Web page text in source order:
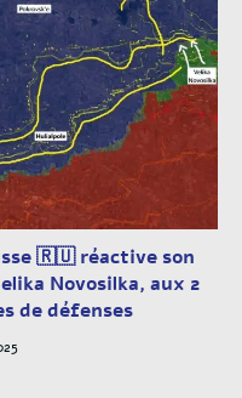
🇷🇺 réactive son
Novosilka, aux 2
de défenses